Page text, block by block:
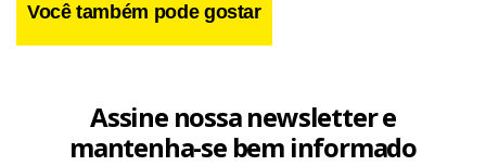
Você também pode gostar
Assine nossa newsletter e
mantenha-se bem informado